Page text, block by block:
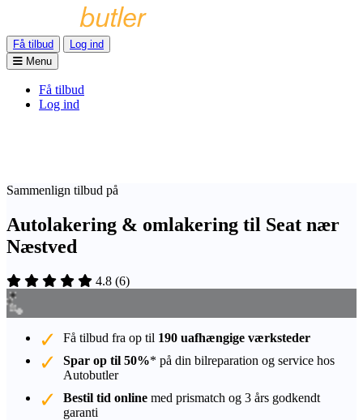
Få tilbud
Log ind
Menu
Få tilbud
Log ind
Sammenlign tilbud på
Autolakering & omlakering til Seat nær
Næstved
4.8 (6)
Få tilbud fra op til 190 uafhængige værksteder
Spar op til 50%* på din bilreparation og service hos
Autobutler
Bestil tid online med prismatch og 3 års godkendt
garanti